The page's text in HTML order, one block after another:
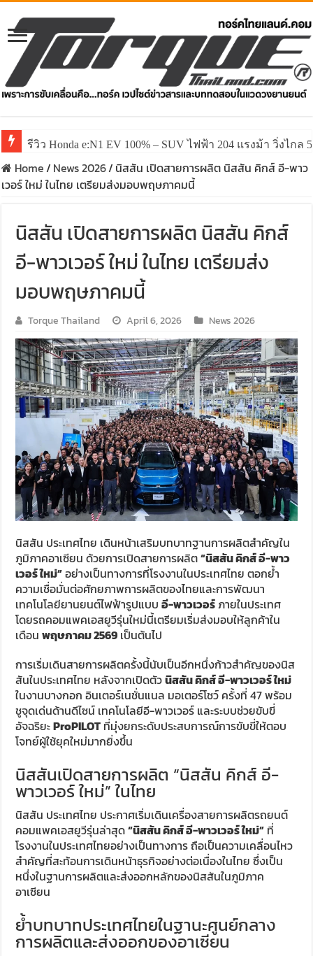
รีวิว Honda e:N1 EV 100% – SUV ไฟฟ้า 204 แรงม้า วิ่งไกล
Home/ News 2026/ นิสสัน เปิดสายการผลิต นิสสัน คิกส์ อี-พาว
เวอร์ ใหม่ ในไทย เตรียมส่งมอบพฤษภาคมนี้
นิสสัน เปิดสายการผลิต นิสสัน คิกส์
อี-พาวเวอร์ ใหม่ ในไทย เตรียมส่ง
มอบพฤษภาคมนี้
Torque Thailand April 6, 2026 News 2026
นิสสัน ประเทศไทย เดินหน้าเสริมบทบาทฐานการผลิตสำคัญใน
ภูมิภาคอาเซียน ด้วยการเปิดสายการผลิต“นิสสัน คิกส์ อี-พาว
เวอร์ ใหม่”อย่างเป็นทางการที่โรงงานในประเทศไทย ตอกย้ำ
ความเชื่อมั่นต่อศักยภาพการผลิตของไทยและการพัฒนา
เทคโนโลยียานยนต์ไฟฟ้ารูปแบบอี-พาวเวอร์ภายในประเทศ
โดยรถคอมแพคเอสยูวีรุ่นใหม่นี้เตรียมเริ่มส่งมอบให้ลูกค้าใน
เดือนพฤษภาคม 2569 เป็นต้นไป
การเริ่มเดินสายการผลิตครั้งนี้นับเป็นอีกหนึ่งก้าวสำคัญของนิส
สันในประเทศไทย หลังจากเปิดตัวนิสสัน คิกส์ อี-พาวเวอร์ ใหม่
ในงานบางกอก อินเตอร์เนชั่นแนล มอเตอร์โชว์ ครั้งที่ 47 พร้อม
ชูจุดเด่นด้านดีไซน์ เทคโนโลยีอี-พาวเวอร์ และระบบช่วยขับขี่
อัจฉริยะProPILOT ที่มุ่งยกระดับประสบการณ์การขับขี่ให้ตอบ
โจทย์ผู้ใช้ยุคใหม่มากยิ่งขึ้น
นิสสันเปิดสายการผลิต “นิสสัน คิกส์ อี-
พาวเวอร์ ใหม่” ในไทย
นิสสัน ประเทศไทย ประกาศเริ่มเดินเครื่องสายการผลิตรถยนต์
คอมแพคเอสยูวีรุ่นล่าสุด“นิสสัน คิกส์ อี-พาวเวอร์ ใหม่” ที่
โรงงานในประเทศไทยอย่างเป็นทางการ ถือเป็นความเคลื่อนไหว
สำคัญที่สะท้อนการเดินหน้าธุรกิจอย่างต่อเนื่องในไทย ซึ่งเป็น
หนึ่งในฐานการผลิตและส่งออกหลักของนิสสันในภูมิภาค
อาเซียน
ย้ำบทบาทประเทศไทยในฐานะศูนย์กลาง
การผลิตและส่งออกของอาเซียน